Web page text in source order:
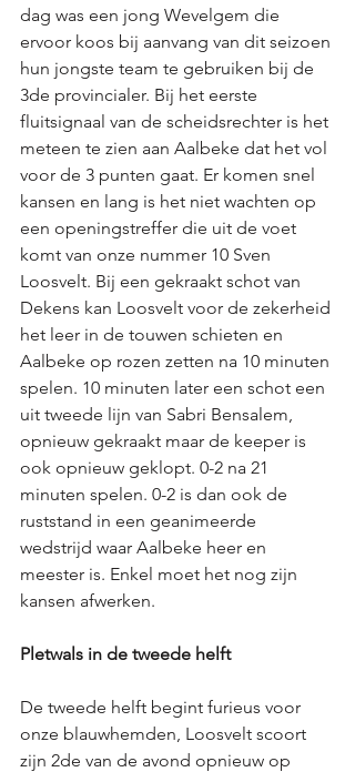
dag was een jong Wevelgem die
ervoor koos bij aanvang van dit seizoen
hun jongste team te gebruiken bij de
3de provincialer. Bij het eerste
fluitsignaal van de scheidsrechter is het
meteen te zien aan Aalbeke dat het vol
voor de 3 punten gaat. Er komen snel
kansen en lang is het niet wachten op
een openingstreffer die uit de voet
komt van onze nummer 10 Sven
Loosvelt. Bij een gekraakt schot van
Dekens kan Loosvelt voor de zekerheid
het leer in de touwen schieten en
Aalbeke op rozen zetten na 10 minuten
spelen. 10 minuten later een schot een
uit tweede lijn van Sabri Bensalem,
opnieuw gekraakt maar de keeper is
ook opnieuw geklopt. 0-2 na 21
minuten spelen. 0-2 is dan ook de
ruststand in een geanimeerde
wedstrijd waar Aalbeke heer en
meester is. Enkel moet het nog zijn
kansen afwerken.
Pletwals in de tweede helft
De tweede helft begint furieus voor
onze blauwhemden, Loosvelt scoort
zijn 2de van de avond opnieuw op